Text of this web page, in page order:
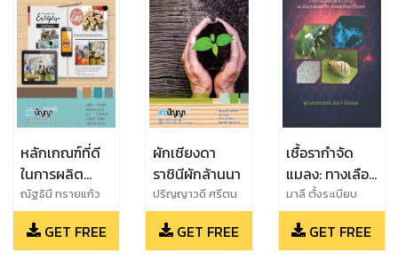
หลักเกณฑ์ที่ดี
ในการผลิต
อาหารขั้นต้น
สำหรับกลุ่ม
วิสาหกิจชุมชน
ณัฐธินี ทรายแก้ว
และ ศิริลักษณ์ กรุด
เงิน และ โบว์ ถิ่น
โพธิ์วงศ์ และ มาลัย
GET FREE
ผักเชียงดา
ราชินีผักล้านนา
ปริญญาวดี ศรีตน
ทิพย์ และ นภา ขัน
สุภา และ พิทักษ์
พุทธวรชัย และ ภัทร
GET FREE
เชื้อรากำจัด
แมลง: ทางเลือก
ใหม่ของการ
ควบคุมแมลง
ศัตรูพืช
มาลี ตั้งระเบียบ
GET FREE